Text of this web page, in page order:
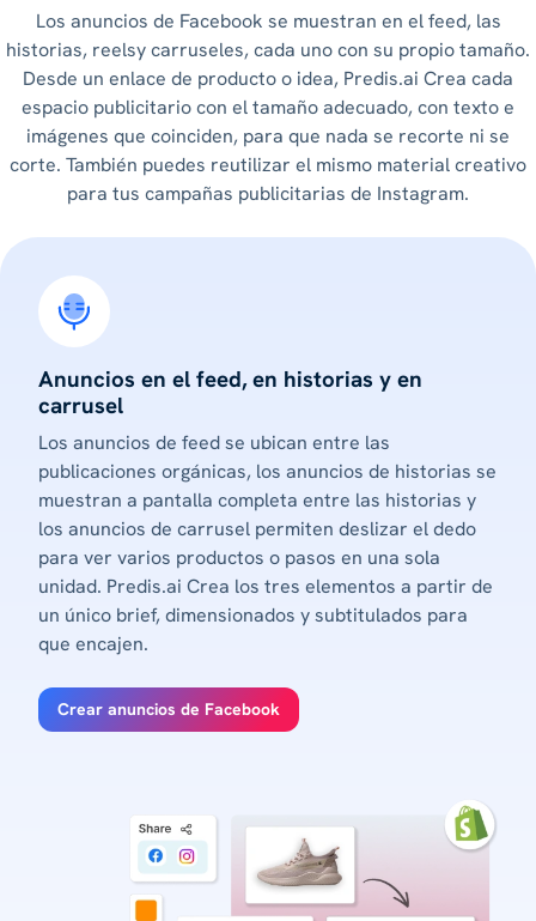
Los anuncios de Facebook se muestran en el feed, las
historias, reelsy carruseles, cada uno con su propio tamaño.
Desde un enlace de producto o idea, Predis.ai Crea cada
espacio publicitario con el tamaño adecuado, con texto e
imágenes que coinciden, para que nada se recorte ni se
corte. También puedes reutilizar el mismo material creativo
para tus campañas publicitarias de Instagram.
Anuncios en el feed, en historias y en
carrusel
Los anuncios de feed se ubican entre las
publicaciones orgánicas, los anuncios de historias se
muestran a pantalla completa entre las historias y
los anuncios de carrusel permiten deslizar el dedo
para ver varios productos o pasos en una sola
unidad. Predis.ai Crea los tres elementos a partir de
un único brief, dimensionados y subtitulados para
que encajen.
Crear anuncios de Facebook